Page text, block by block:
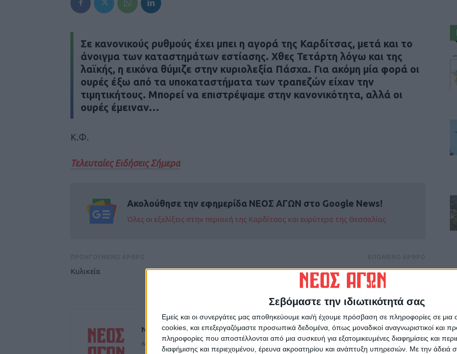
Σεβόμαστε την ιδιωτικότητά σας
Εμείς και οι συνεργάτες μας αποθηκεύουμε και/ή έχουμε πρόσβαση σε πληροφορίες σε
cookies, και επεξεργαζόμαστε προσωπικά δεδομένα, όπως μοναδικοί αναγνωριστικοί και
πληροφορίες που αποστέλλονται από μια συσκευή για εξατομικευμένες διαφημίσεις και
διαφήμισης και περιεχομένου, έρευνα ακροατηρίου και ανάπτυξη υπηρεσιών. Με την άδειά
Σε κανονικούς ρυθμούς έχει μπει η αγορά της Καρδίτσας, μετά και το
άνοιγμα των καταστημάτων εστίασης. Χθες Τετάρτη λόγω και της
λαϊκής, η εικόνα θύμιζε στην κυριολεξία Πάσχα. Για ακόμη μία φορά οι
ουρές έξω από τα υποκαταστήματα των τραπεζών είχαν την
τιμητικήτους. Μπορεί να επιστρέψαμε στην κανονικότητα, αλλά οι
ουρές έμειναν…
Κ.Φ.
Τελευταίες Ειδήσεις Σήμερα
Ακολούθησε την εφημερίδα ΝΕΟΣ ΑΓΩΝ στο Google News!
Όλες οι εξελίξεις στην περιοχή της Καρδίτσας και ευρύτερα της Θεσσαλίας
Κυλικεία
ΚΛΗΡΩΣΗ ΚΥΠΕΛΛΟΥΧΟΥ ΕΠΣΚ "ΑΝΔΡΕΑΣ
ΓΕΩΡΓΙΟΥ" 2020
ΝΕΟΣ ΑΓΩΝ
https://neosagon.gr